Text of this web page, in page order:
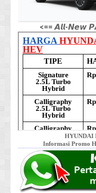
<== 𝘼𝙡𝙡-𝙉𝙚𝙬
HYUNDAI
Informasi Promo